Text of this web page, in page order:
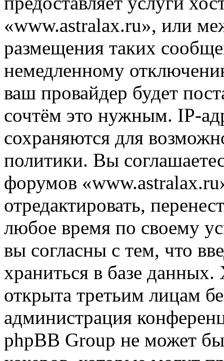
«www.astralax.ru», или
размещения таких
немедленному
ваш провайдер будет
сочтём это нужным. IP-
сохраняются для
политики. Вы
форумов
отредактировать,
любое время по своему
вы согласны с тем, что
храниться в базе
открыта третьим лицам
администрация
phpBB Group не может